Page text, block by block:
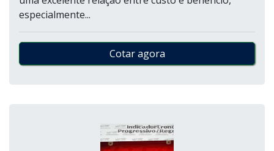
especialmente...
Cotar agora